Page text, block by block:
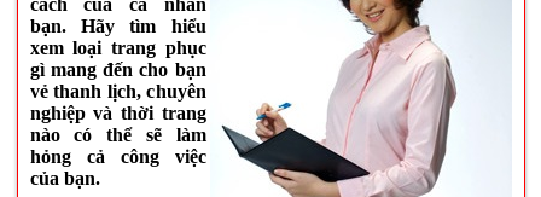
cách của cá nhân
bạn. Hãy tìm hiểu
xem loại trang phục
gì mang đến cho bạn
vẻ thanh lịch, chuyên
nghiệp và thời trang
nào có thể sẽ làm
hỏng cả công việc
của bạn.